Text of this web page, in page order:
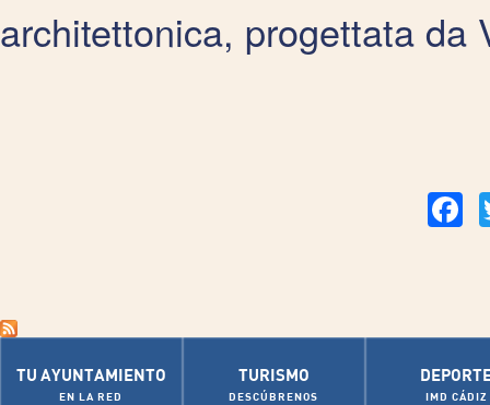
architettonica, progettata da
TU AYUNTAMIENTO
EN LA RED
TURISMO
DESCÚBRENOS IMD CÁDIZ